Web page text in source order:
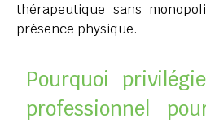
thérapeutique sans
présence physique.
Pourquoi
professionnel